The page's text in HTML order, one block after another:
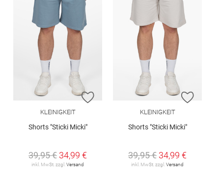
ZUR WUNSCHLISTE HINZUFÜGEN
KLEINIGKEIT
Shorts "Sticki Micki"
39,95 € 34,99 €
inkl. MwSt. zzgl. Versand
ZUR
KLEINIGKEIT
Shorts "Sticki Micki"
39,95 € 34,99 €
inkl. MwSt. zzgl. Versand